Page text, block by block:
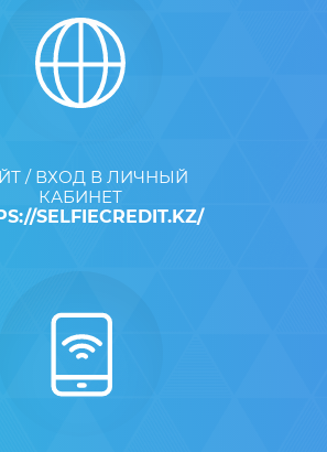
/ ВХОД В ЛИЧНЫЙ
КАБИНЕТ
SELFIECREDIT.KZ/